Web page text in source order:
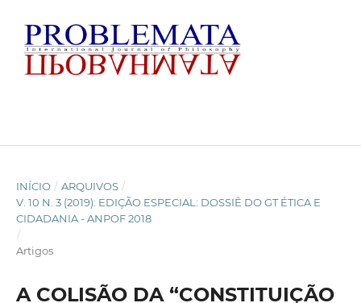
INÍCIO / ARQUIVOS /
V. 10 N. 3 (2019): EDIÇÃO ESPECIAL: DOSSIÊ DO GT ÉTICA E
CIDADANIA - ANPOF 2018
/
Artigos
A COLISÃO DA “CONSTITUIÇÃO